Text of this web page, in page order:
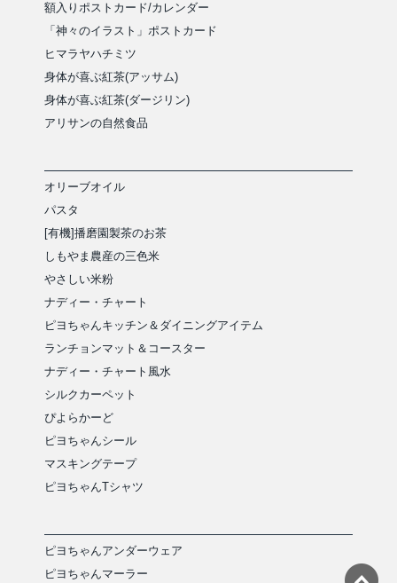
額入りポストカード/カレンダー
「神々のイラスト」ポストカード
ヒマラヤハチミツ
身体が喜ぶ紅茶(アッサム)
身体が喜ぶ紅茶(ダージリン)
アリサンの自然食品
オリーブオイル
パスタ
[有機]播磨園製茶のお茶
しもやま農産の三色米
やさしい米粉
ナディー・チャート
ピヨちゃんキッチン＆ダイニングアイテム
ランチョンマット＆コースター
ナディー・チャート風水
シルクカーペット
ぴよらかーど
ピヨちゃんシール
マスキングテープ
ピヨちゃんTシャツ
ピヨちゃんアンダーウェア
ピヨちゃんマーラー